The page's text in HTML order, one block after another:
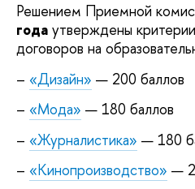
Решением Приемной
года утверждены
договоров на
– «Дизайн» — 200 баллов
– «Мода» — 180 баллов
– «Журналистика» — 180
– «Кинопроизводство» —